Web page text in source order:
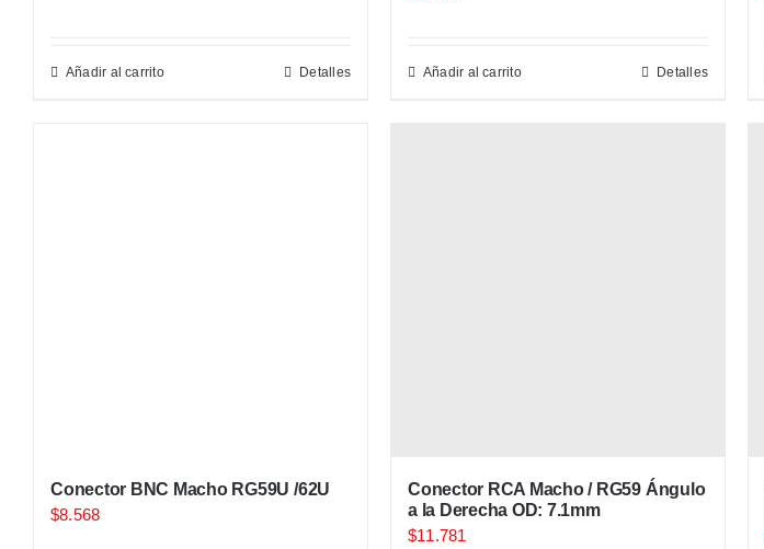
Añadir al carrito Detalles Añadir al carrito Detalles
Conector BNC Macho RG59U /62U
$8.568
Conector RCA Macho / RG59 Ángulo
a la Derecha OD: 7.1mm
$11.781